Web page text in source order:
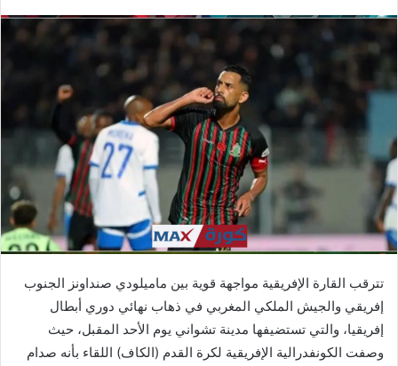
ر
ي
إ
ل
ك
ت
و
ي
ا
تترقب القارة الإفريقية مواجهة قوية بين ماميلودي صنداونز الجنوب
إفريقي والجيش الملكي المغربي في ذهاب نهائي دوري أبطال
إفريقيا، والتي تستضيفها مدينة تشواني يوم الأحد المقبل، حيث
وصفت الكونفدرالية الإفريقية لكرة القدم (الكاف) اللقاء بأنه صدام